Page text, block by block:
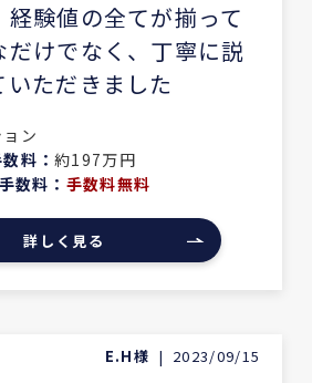
験値の全てが揃って
だけでなく、丁寧に説
ただきました
ン
料：約197万円
数料： 手数料無料
詳しく見る
E.H様 | 2023/09/15